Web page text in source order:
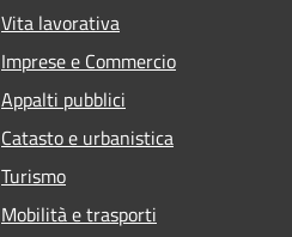
Vita lavorativa
Imprese e Commercio
Appalti pubblici
Catasto e urbanistica
Turismo
Mobilità e trasporti